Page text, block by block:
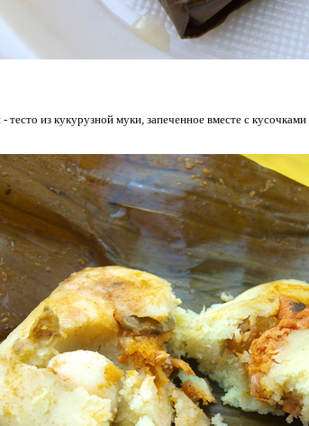
тесто из кукурузной муки, запеченное вместе с